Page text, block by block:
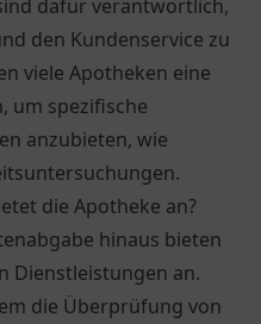
dafür verantwortlich,
den Kundenservice zu
viele Apotheken eine
um spezifische
anzubieten, wie
die Apotheke an?
hinaus bieten
Dienstleistungen an.
die Überprüfung von